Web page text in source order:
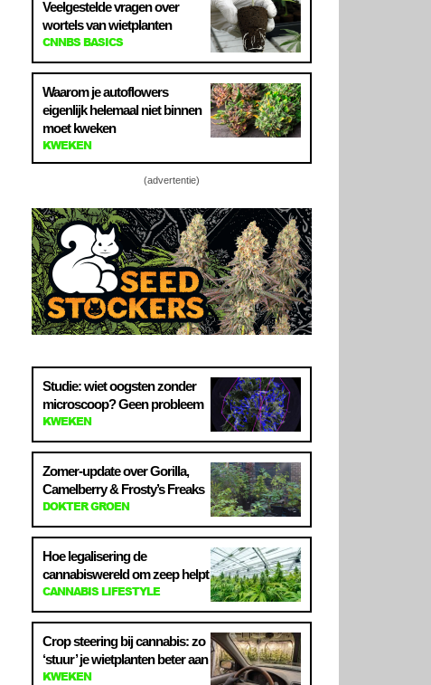
Veelgestelde vragen over
wortels van wietplanten
CNNBS BASICS
Waarom je autoflowers
eigenlijk helemaal niet binnen
moet kweken
KWEKEN
(advertentie)
Studie: wiet oogsten zonder
microscoop? Geen probleem
KWEKEN
Zomer-update over Gorilla,
Camelberry & Frosty’s Freaks
DOKTER GROEN
Hoe legalisering de
cannabiswereld om zeep helpt
CANNABIS LIFESTYLE
Crop steering bij cannabis: zo
‘stuur’ je wietplanten beter aan
KWEKEN